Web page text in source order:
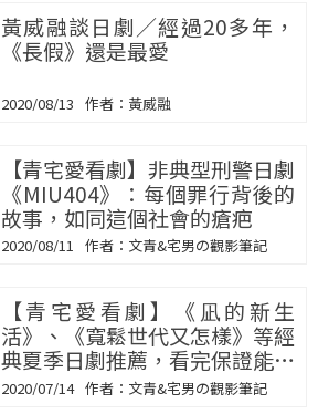
黃威融談日劇／經過20多年，
《長假》還是最愛
2020/08/13 黃威融
【青宅愛看劇】非典型刑警日劇
《MIU404》：每個罪行背後的
故事，如同這個社會的瘡疤
2020/08/11 文青&宅男の觀影筆記
【青宅愛看劇】《凪的新生
活》、《寬鬆世代又怎樣》等經
典夏季日劇推薦，看完保證能量
滿點！
2020/07/14 文青&宅男の觀影筆記